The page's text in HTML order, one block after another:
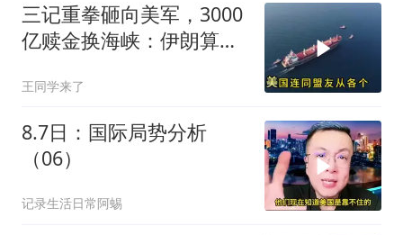
三记重拳砸向美军，3000
亿赎金换海峡：伊朗算准
王同学来了
8.7日：国际局势分析
（06）
记录生活日常阿蜴